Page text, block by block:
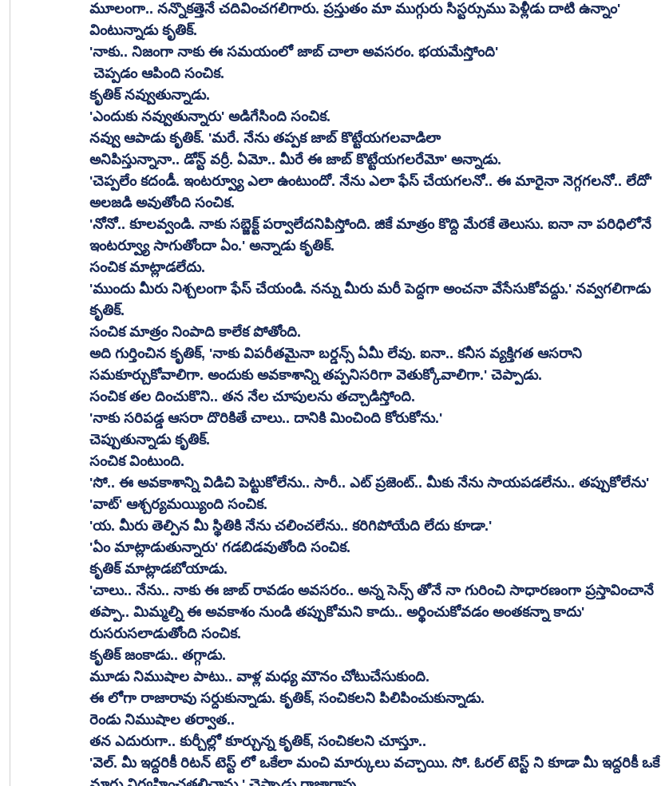
మూలంగా.. నన్నొకత్తెనే చదివించగలిగారు. ప్రస్తుతం మా ముగ్గురు సిస్టర్సుము పెళ్లీడు దాటి ఉన్నాం'
వింటున్నాడు కృతిక్.
'నాకు.. నిజంగా నాకు ఈ సమయంలో జాబ్ చాలా అవసరం. భయమేస్తోంది'
చెప్పడం ఆపింది సంచిక.
కృతిక్ నవ్వుతున్నాడు.
'ఎందుకు నవ్వుతున్నారు' అడిగేసింది సంచిక.
నవ్వు ఆపాడు కృతిక్. 'మరే. నేను తప్పక జాబ్ కొట్టేయగలవాడిలా
అనిపిస్తున్నానా.. డోన్ట్ వర్రీ. ఏమో.. మీరే ఈ జాబ్ కొట్టేయగలరేమో' అన్నాడు.
'చెప్పలేం కదండీ. ఇంటర్వ్యూ ఎలా ఉంటుందో. నేను ఎలా ఫేస్ చేయగలనో.. ఈ మారైనా నెగ్గగలనో.. లేదో'
అలజడి అవుతోంది సంచిక.
'నోనో.. కూలవ్వండి. నాకు సబ్జెక్ట్ పర్వాలేదనిపిస్తోంది. జికే మాత్రం కొద్ది మేరకే తెలుసు. ఐనా నా పరిధిలోనే
ఇంటర్వ్యూ సాగుతోందా ఏం.' అన్నాడు కృతిక్.
సంచిక మాట్లాడలేదు.
'ముందు మీరు నిశ్చలంగా ఫేస్ చేయండి. నన్ను మీరు మరీ పెద్దగా అంచనా వేసేసుకోవద్దు.' నవ్వగలిగాడు
కృతిక్.
సంచిక మాత్రం నింపాది కాలేక పోతోంది.
అది గుర్తించిన కృతిక్, 'నాకు విపరీతమైనా బర్డన్స్ ఏమీ లేవు. ఐనా.. కనీస వ్యక్తిగత ఆసరాని
సమకూర్చుకోవాలిగా. అందుకు అవకాశాన్ని తప్పనిసరిగా వెతుక్కోవాలిగా.' చెప్పాడు.
సంచిక తల దించుకొని.. తన నేల చూపులను తచ్చాడిస్తోంది.
'నాకు సరిపడ్డ ఆసరా దొరికితే చాలు.. దానికి మించింది కోరుకోను.'
చెప్పుతున్నాడు కృతిక్.
సంచిక వింటుంది.
'సో.. ఈ అవకాశాన్ని విడిచి పెట్టుకోలేను.. సారీ.. ఎట్ ప్రజెంట్.. మీకు నేను సాయపడలేను.. తప్పుకోలేను'
'వాట్' ఆశ్చర్యమయ్యింది సంచిక.
'య. మీరు తెల్పిన మీ స్థితికి నేను చలించలేను.. కరిగిపోయేది లేదు కూడా.'
'ఏం మాట్లాడుతున్నారు' గడబిడవుతోంది సంచిక.
కృతిక్ మాట్లాడబోయాడు.
'చాలు.. నేను.. నాకు ఈ జాబ్ రావడం అవసరం.. అన్న సెన్స్ తోనే నా గురించి సాధారణంగా ప్రస్తావించానే
తప్పా.. మిమ్మల్ని ఈ అవకాశం నుండి తప్పుకోమని కాదు.. అర్థించుకోవడం అంతకన్నా కాదు'
రుసరుసలాడుతోంది సంచిక.
కృతిక్ జంకాడు.. తగ్గాడు.
మూడు నిముషాల పాటు.. వాళ్ల మధ్య మౌనం చోటుచేసుకుంది.
ఈ లోగా రాజారావు సర్దుకున్నాడు. కృతిక్, సంచికలని పిలిపించుకున్నాడు.
రెండు నిముషాల తర్వాత..
తన ఎదురుగా.. కుర్చీల్లో కూర్చున్న కృతిక్, సంచికలని చూస్తూ..
'వెల్. మీ ఇద్దరికీ రిటన్ టెస్ట్ లో ఒకేలా మంచి మార్కులు వచ్చాయి. సో. ఓరల్ టెస్ట్ ని కూడా మీ ఇద్దరికీ ఒకే